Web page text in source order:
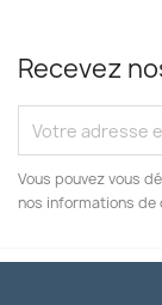
Recevez
Vous pouvez vous
nos informations